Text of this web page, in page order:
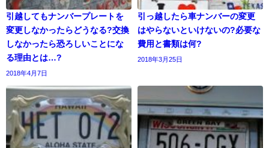
引越してもナンバープレートを
変更しなかったらどうなる?交換
しなかったら恐ろしいことにな
る理由とは…?
2018年4月7日
引っ越したら車ナンバーの変更
はやらないといけないの?必要な
費用と書類は何?
2018年3月25日